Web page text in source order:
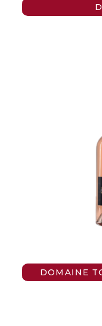
DOMAINE